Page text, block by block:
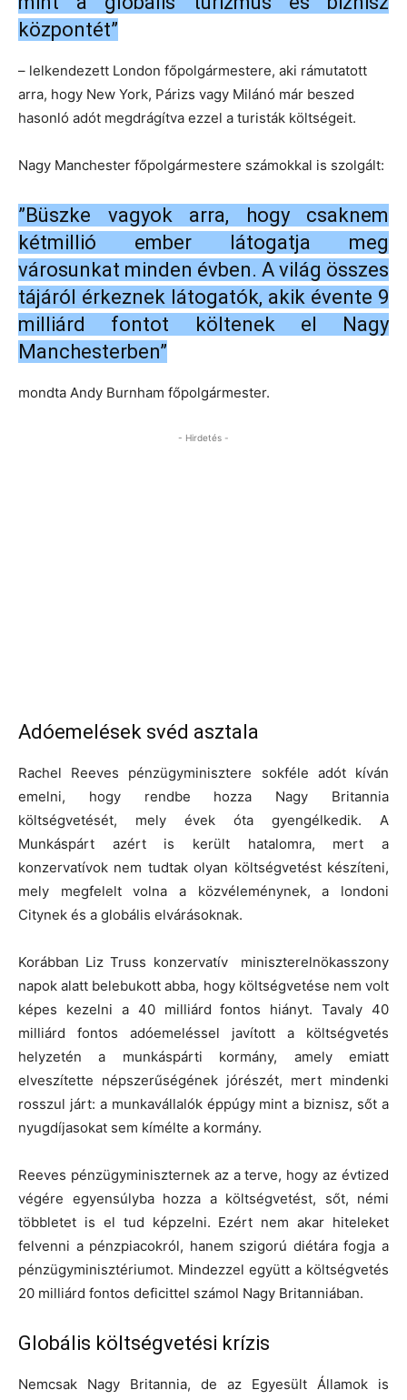
központét”
– lelkendezett London főpolgármestere, aki rámutatott
arra, hogy New York, Párizs vagy Milánó már beszed
hasonló adót megdrágítva ezzel a turisták költségeit.
Nagy Manchester főpolgármestere számokkal is szolgált:
”Büszke vagyok arra, hogy csaknem
kétmillió ember látogatja meg
városunkat minden évben. A világ összes
tájáról érkeznek látogatók, akik évente 9
milliárd fontot költenek el Nagy
Manchesterben”
mondta Andy Burnham főpolgármester.
- Hirdetés -
Adóemelések svéd asztala
Rachel Reeves pénzügyminisztere sokféle adót kíván
emelni, hogy rendbe hozza Nagy Britannia
költségvetését, mely évek óta gyengélkedik. A
Munkáspárt azért is került hatalomra, mert a
konzervatívok nem tudtak olyan költségvetést készíteni,
mely megfelelt volna a közvéleménynek, a londoni
Citynek és a globális elvárásoknak.
Korábban Liz Truss konzervatív miniszterelnökasszony
napok alatt belebukott abba, hogy költségvetése nem volt
képes kezelni a 40 milliárd fontos hiányt. Tavaly 40
milliárd fontos adóemeléssel javított a költségvetés
helyzetén a munkáspárti kormány, amely emiatt
elveszítette népszerűségének jórészét, mert mindenki
rosszul járt: a munkavállalók éppúgy mint a biznisz, sőt a
nyugdíjasokat sem kímélte a kormány.
Reeves pénzügyminiszternek az a terve, hogy az évtized
végére egyensúlyba hozza a költségvetést, sőt, némi
többletet is el tud képzelni. Ezért nem akar hiteleket
felvenni a pénzpiacokról, hanem szigorú diétára fogja a
pénzügyminisztériumot. Mindezzel együtt a költségvetés
20 milliárd fontos deficittel számol Nagy Britanniában.
Globális költségvetési krízis
Nemcsak Nagy Britannia, de az Egyesült Államok is